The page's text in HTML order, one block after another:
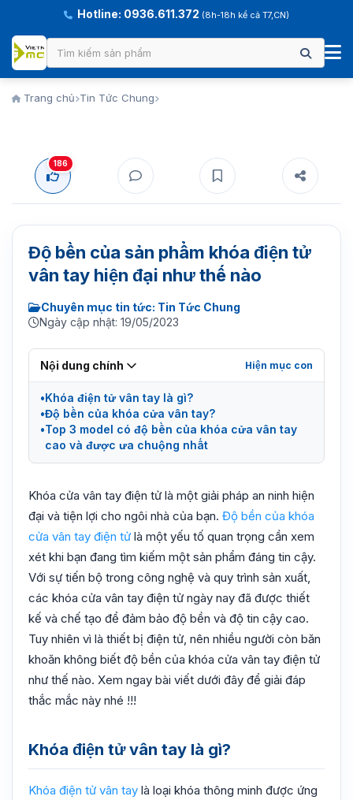
Hotline: 0936.611.372 (8h-18h kể cả T7,CN)
Trang chủ Tin Tức Chung
186
Độ bền của sản phẩm khóa điện tử
vân tay hiện đại như thế nào
Chuyên mục tin tức: Tin Tức Chung
Ngày cập nhật: 19/05/2023
Nội dung chính
Khóa điện tử vân tay là gì?
Độ bền của khóa cửa vân tay?
Top 3 model có độ bền của khóa cửa vân tay
cao và được ưa chuộng nhất
Khóa cửa vân tay điện tử là một giải pháp an ninh hiện
đại và tiện lợi cho ngôi nhà của bạn. Độ bền của khóa
cửa vân tay điện tử là một yếu tố quan trọng cần xem
xét khi bạn đang tìm kiếm một sản phẩm đáng tin cậy.
Với sự tiến bộ trong công nghệ và quy trình sản xuất,
các khóa cửa vân tay điện tử ngày nay đã được thiết
kế và chế tạo để đảm bảo độ bền và độ tin cậy cao.
Tuy nhiên vì là thiết bị điện tử, nên nhiều người còn băn
khoăn không biết độ bền của khóa cửa vân tay điện tử
như thế nào. Xem ngay bài viết dưới đây để giải đáp
thắc mắc này nhé !!!
Khóa điện tử vân tay là gì?
Khóa điện tử vân tay là loại khóa thông minh được ứng